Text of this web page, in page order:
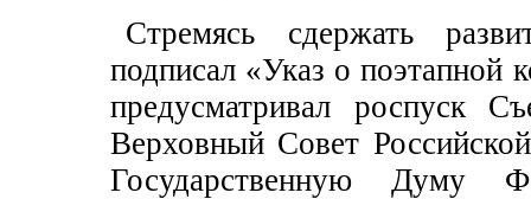
Стремясь сдержать
подписал «Указ о поэтапной
предусматривал роспуск
Верховный Совет
Государственную Думу